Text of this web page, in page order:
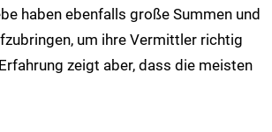
haben ebenfalls große Summen und
um ihre Vermittler richtig
zeigt aber, dass die meisten